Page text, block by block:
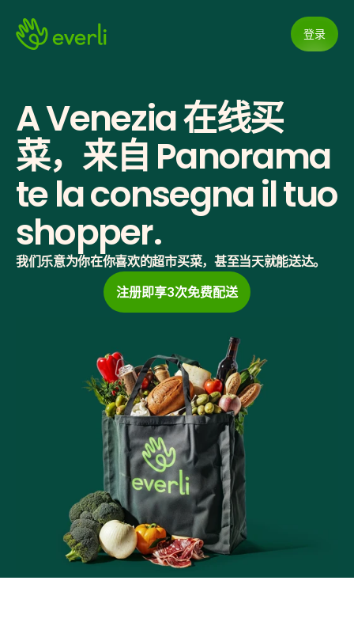
登录
A Venezia 在线买
菜，来自 Panorama
te la consegna il tuo
shopper.
我们乐意为你在你喜欢的超市买菜，甚至当天就能送达。
注册即享3次免费配送